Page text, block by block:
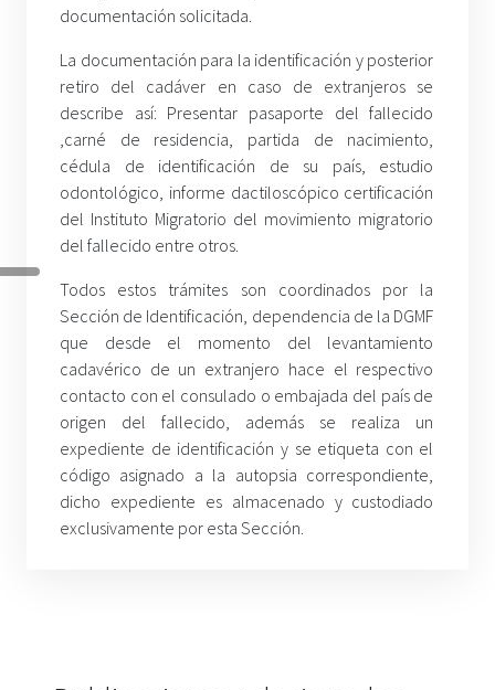
documentación solicitada.
La documentación para la identificación y posterior
retiro del cadáver en caso de extranjeros se
describe así: Presentar pasaporte del fallecido
,carné de residencia, partida de nacimiento,
cédula de identificación de su país, estudio
odontológico, informe dactiloscópico certificación
del Instituto Migratorio del movimiento migratorio
del fallecido entre otros.
Todos estos trámites son coordinados por la
Sección de Identificación, dependencia de la DGMF
que desde el momento del levantamiento
cadavérico de un extranjero hace el respectivo
contacto con el consulado o embajada del país de
origen del fallecido, además se realiza un
expediente de identificación y se etiqueta con el
código asignado a la autopsia correspondiente,
dicho expediente es almacenado y custodiado
exclusivamente por esta Sección.